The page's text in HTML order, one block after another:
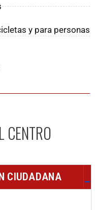
y para personas
CENTRO
CIUDADANA